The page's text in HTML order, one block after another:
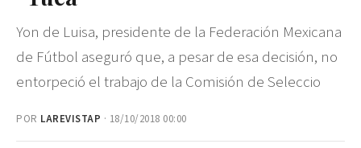
Yon de Luisa, presidente de la Federación Mexicana
de Fútbol aseguró que, a pesar de esa decisión, no
entorpeció el trabajo de la Comisión de Seleccio
POR LAREVISTAP · 18/10/2018 00:00